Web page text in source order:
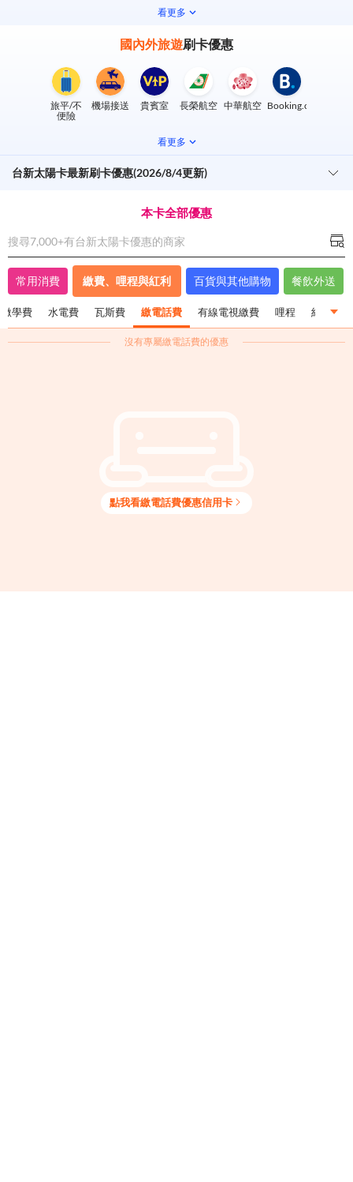
看更多
國內外旅遊刷卡優惠
旅平/不
便險
機場接送 貴賓室 長榮航空 中華航空 Booking.com
看更多
台新太陽卡最新刷卡優惠(2026/8/4更新)
本卡全部優惠
搜尋7,000+有台新太陽卡優惠的商家
常用消費 繳費、哩程與紅利 百貨與其他購物 餐飲外送
繳學費 水電費 瓦斯費
繳學費 水電費 瓦斯費 繳電話費 有線電視繳費 哩程 紅利
沒有專屬繳電話費的優惠
點我看繳電話費優惠信用卡